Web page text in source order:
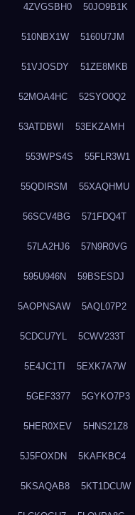
4ZVGSBH0 50JO9B1K
510NBX1W 5160U7JM
51VJOSDY 51ZE8MKB
52MOA4HC 52SYO0Q2
53ATDBWI 53EKZAMH
553WPS4S 55FLR3W1
55QDIRSM 55XAQHMU
56SCV4BG 571FDQ4T
57LA2HJ6 57N9R0VG
595U946N 59BSESDJ
5AOPNSAW 5AQL07P2
5CDCU7YL 5CWV233T
5E4JC1TI 5EXK7A7W
5GEF3377 5GYKO7P3
5HER0XEV 5HNS21Z8
5J5FOXDN 5KAFKBC4
5KSAQAB8 5KT1DCUW